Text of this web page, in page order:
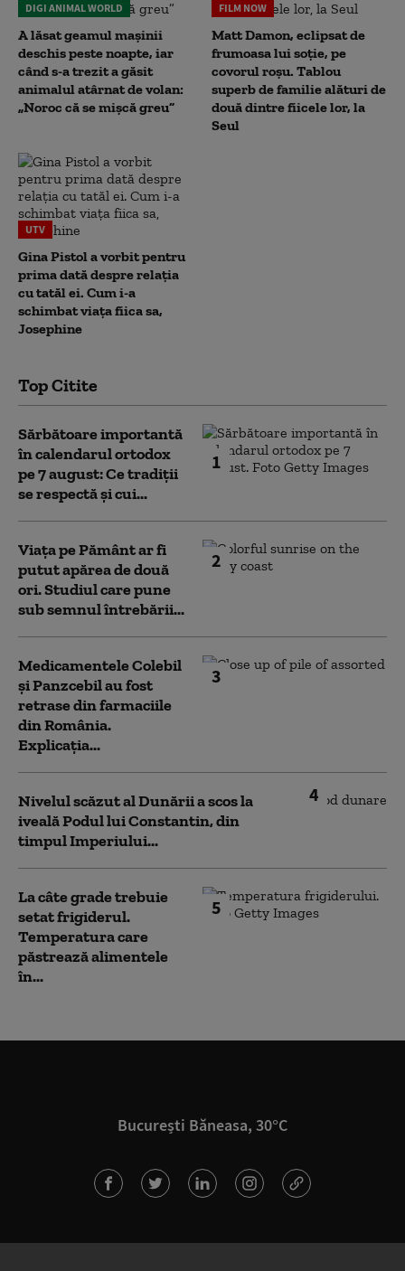
DIGI ANIMAL WORLD
A lăsat geamul mașinii
deschis peste noapte, iar
când s-a trezit a găsit
animalul atârnat de volan:
„Noroc că se mișcă greu”
FILM NOW
Matt Damon, eclipsat de
frumoasa lui soție, pe
covorul roșu. Tablou
superb de familie alături de
două dintre fiicele lor, la
Seul
UTV
Gina Pistol a vorbit pentru
prima dată despre relația
cu tatăl ei. Cum i-a
schimbat viața fiica sa,
Josephine
Top Citite
1
Sărbătoare importantă
în calendarul ortodox
pe 7 august: Ce tradiții
se respectă și cui...
2
Viața pe Pământ ar fi
putut apărea de două
ori. Studiul care pune
sub semnul întrebării...
3
Medicamentele Colebil
și Panzcebil au fost
retrase din farmaciile
din România.
Explicația...
4
Nivelul scăzut al Dunării a scos la
iveală Podul lui Constantin, din
timpul Imperiului...
5
La câte grade trebuie
setat frigiderul.
Temperatura care
păstrează alimentele
în...
București Băneasa, 30°C